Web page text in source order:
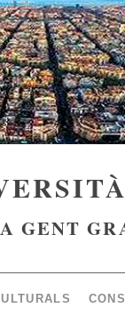
GENT